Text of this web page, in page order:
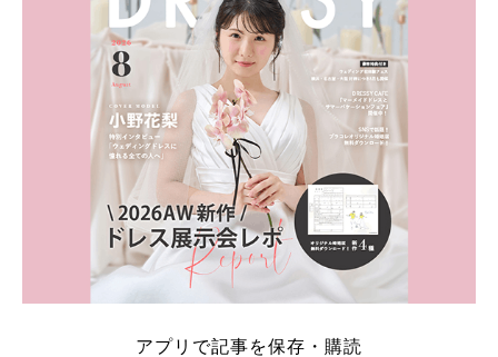
ング診断」か、体験型 […]
続きを読む
アプリで記事を保存・購読